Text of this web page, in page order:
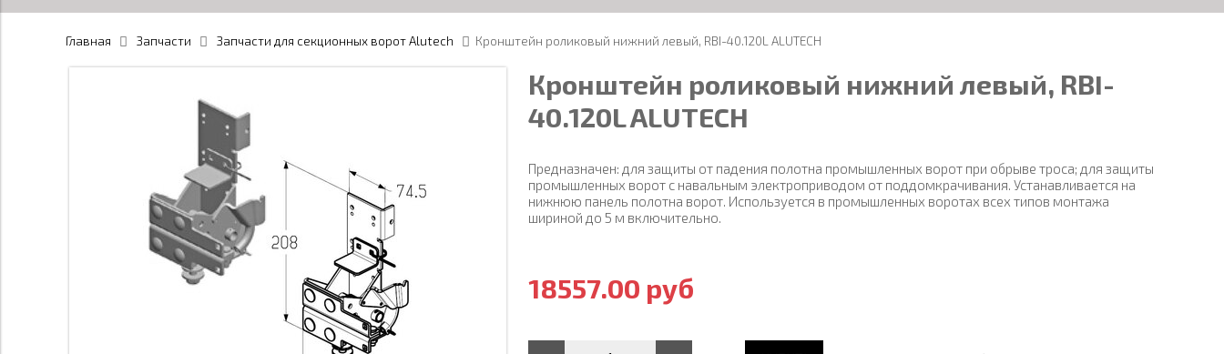
Главная Запчасти Запчасти для секционных ворот Alutech Кронштейн роликовый нижний левый, RBI-40.120L ALUTECH
Кронштейн роликовый нижний левый, RBI-
40.120L ALUTECH
Предназначен: для защиты от падения полотна промышленных ворот при обрыве троса; для защиты
промышленных ворот с навальным электроприводом от поддомкрачивания. Устанавливается на
нижнюю панель полотна ворот. Используется в промышленных воротах всех типов монтажа
шириной до 5 м включительно.
18557.00 руб